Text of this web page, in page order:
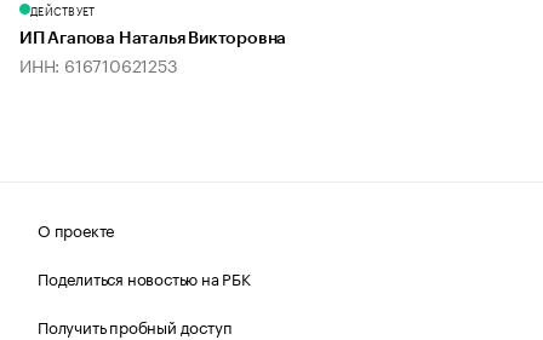
ДЕЙСТВУЕТ
ИП Агапова Наталья Викторовна
ИНН: 616710621253
О проекте
Поделиться новостью на РБК
Получить пробный доступ